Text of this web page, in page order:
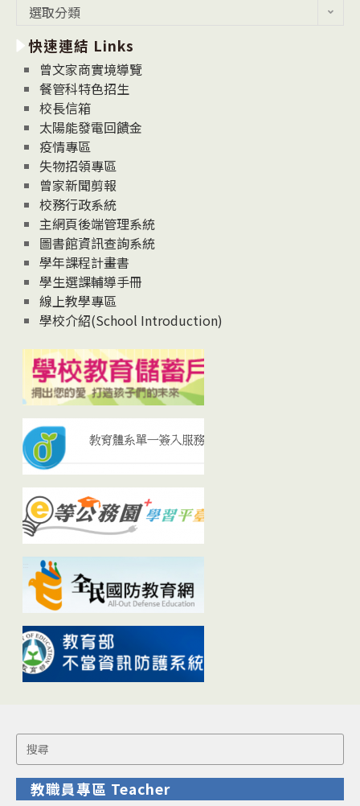
消
息
News
選取分類
快速連結 Links
曾文家商實境導覽
餐管科特色招生
校長信箱
太陽能發電回饋金
疫情專區
失物招領專區
曾家新聞剪報
校務行政系統
主網頁後端管理系統
圖書館資訊查詢系統
學年課程計畫書
學生選課輔導手冊
線上教學專區
學校介紹(School Introduction)
Search
for:
教職員專區 Teacher